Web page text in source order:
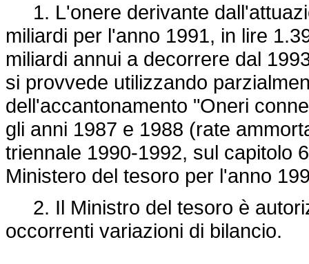
1. L'onere derivante
miliardi per l'anno 1991, in lire
miliardi annui a decorrere dal
si provvede utilizzando
dell'accantonamento "Oneri
gli anni 1987 e 1988 (rate
triennale 1990-1992, sul capitolo
Ministero del tesoro per l'anno
2. Il Ministro del tesoro è
occorrenti variazioni di bilancio.